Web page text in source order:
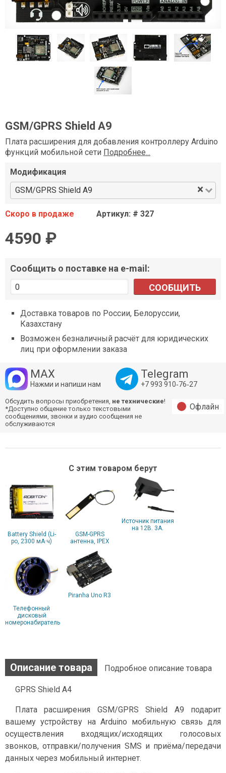
GSM/GPRS Shield A9
Плата расширения для добавления контроллеру Arduino
функций мобильной сети Подробнее...
Модификация
GSM/GPRS Shield A9
×
Скоро в продаже Артикул: # 327
4590 ₽
Сообщить о поставке на e-mail:
СООБЩИТЬ
Доставка товаров по России, Белоруссии,
Казахстану
Возможен безналичный расчёт для юридических
лиц при оформлении заказа
MAX
Нажми и напиши нам
Telegram
+7 993 910‑76‑27
Обсудить вопросы приобретения, не технические!
*Доступно общение только текстовыми
сообщениями, звонки и аудио сообщения не
обслуживаются
Офлайн
С этим товаром берут
Battery Shield (Li-
po, 2300 мА·ч)
GSM-GPRS
антенна, IPEX
Источник питания
на 12В. 3А.
Телефонный
дисковый
номеронабиратель
Piranha Uno R3
Описание товара Подробное описание товара
GPRS Shield A4
Плата расширения GSM/GPRS Shield A9 подарит
вашему устройству на Arduino мобильную связь для
осуществления входящих/исходящих голосовых
звонков, отправки/получения SMS и приёма/передачи
данных через мобильный интернет.